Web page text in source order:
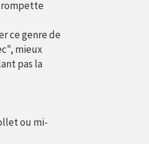
ce genre de
mieux
pas la
ou mi-